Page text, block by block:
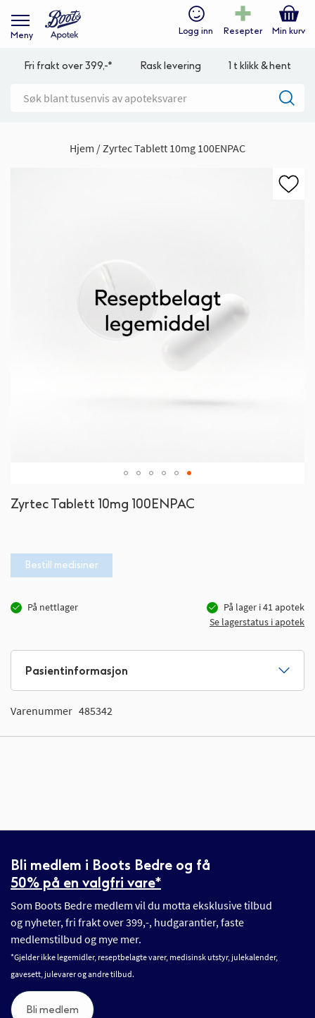
Meny Logg inn Resepter Min kurv
Fri frakt over 399,-* Rask levering 1 t klikk & hent
Hjem Zyrtec Tablett 10mg 100ENPAC
Zyrtec Tablett 10mg 100ENPAC
Bestill medisiner
På nettlager På lager i41apotek
Se lagerstatus i apotek
til
bildegalleri
Pasientinformasjon
Varenummer 485342
Bli medlem i Boots Bedre og få
50% på en valgfri vare*
Som Boots Bedre medlem vil du motta eksklusive tilbud
og nyheter, fri frakt over 399,-, hudgarantier, faste
medlemstilbud og mye mer.
*Gjelder ikke legemidler, reseptbelagte varer, medisinsk utstyr, julekalender,
gavesett, julevarer og andre tilbud.
Bli medlem